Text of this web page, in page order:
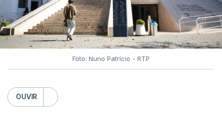
Foto: Nuno Patrício - RTP
OUVIR